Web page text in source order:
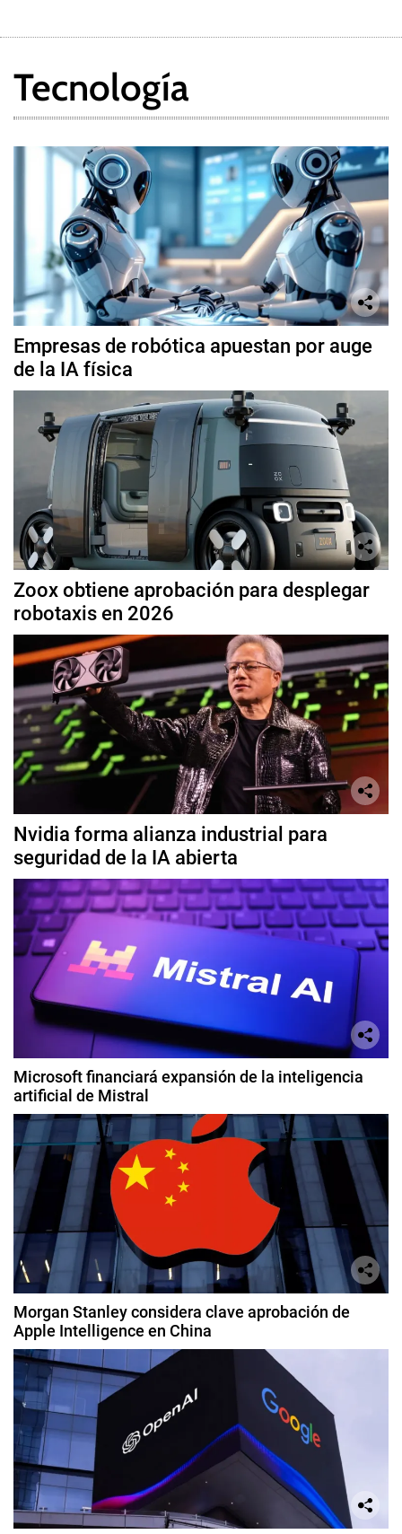
Tecnología
Empresas de robótica apuestan por auge
de la IA física
Zoox obtiene aprobación para desplegar
robotaxis en 2026
Nvidia forma alianza industrial para
seguridad de la IA abierta
Microsoft financiará expansión de la inteligencia
artificial de Mistral
Morgan Stanley considera clave aprobación de
Apple Intelligence en China